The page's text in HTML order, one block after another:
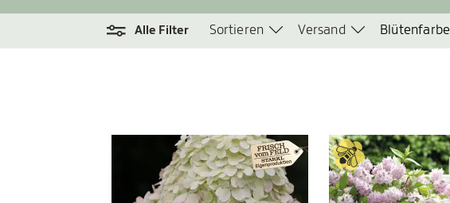
Alle Filter Sortieren Versand Blütenfarbe